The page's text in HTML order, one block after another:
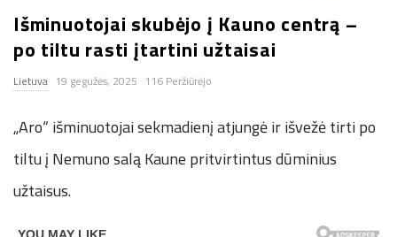
n
.
n
e
t
Išminuotojai skubėjo į Kauno centrą –
po tiltu rasti įtartini užtaisai
Lietuva 19 gegužės, 2025 116 Peržiūrėjo
„Aro“ išminuotojai sekmadienį atjungė ir išvežė tirti po
tiltu į Nemuno salą Kaune pritvirtintus dūminius
užtaisus.